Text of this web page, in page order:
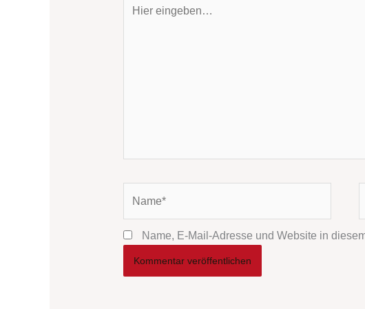
eingeben…
Name, E-Mail-Adresse und Website in